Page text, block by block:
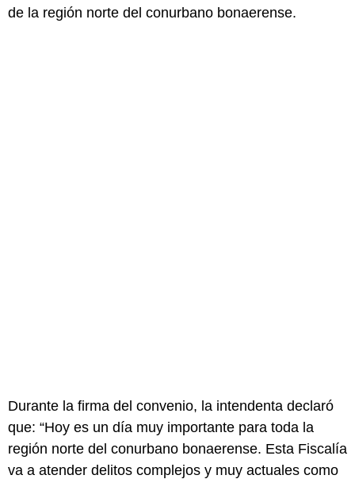
de la región norte del conurbano bonaerense.
Durante la firma del convenio, la intendenta declaró
que: “Hoy es un día muy importante para toda la
región norte del conurbano bonaerense. Esta Fiscalía
va a atender delitos complejos y muy actuales como